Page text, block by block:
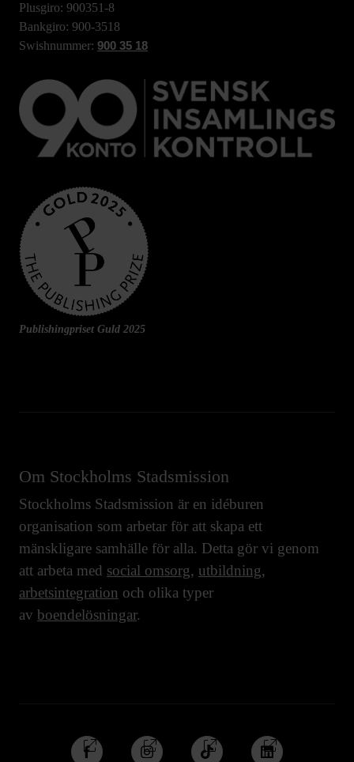
Plusgiro: 900351-8
Bankgiro: 900-3518
Swishnummer: 900 35 18
Publishingpriset Guld 2025
Om Stockholms Stadsmission
Stockholms Stadsmission är en idéburen
organisation som arbetar för att skapa ett
mänskligare samhälle för alla. Detta gör vi genom
att arbeta med social omsorg, utbildning,
arbetsintegration och olika typer
av boendelösningar.
Följ
Följ
Följ
Följ